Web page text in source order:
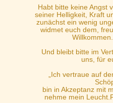
Habt bitte keine Angst
seiner Helligkeit, Kraft
zunächst ein wenig
widmet euch dem,
Und bleibt bitte im
uns, für
„Ich vertraue auf
bin in Akzeptanz mit
nehme mein